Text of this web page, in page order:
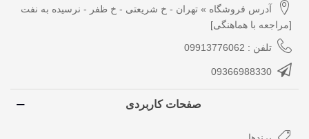
آدرس فروشگاه » تهران - خ شریعتی - خ ظفر - نرسیده به نفت
[مراجعه با هماهنگی]
تلفن : 09913776062
09366988330
صفحات کاربردی